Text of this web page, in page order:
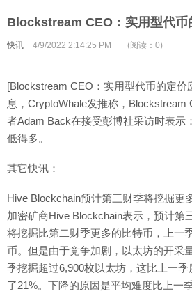
Blockstream CEO：实用型代币
快讯 4/9/2022 2:14:25 PM (阅读：0)
[Blockstream CEO：实用型代币的定价
息，CryptoWhale发推称，Blockstream
者Adam Back在接受彭博社采访时表示
低得多。
其它快讯：
Hive Blockchain预计第三财季将挖掘更
加密矿商Hive Blockchain表示，预计第
将挖掘比第二财季更多的比特币，上一
币。但是由于竞争加剧，以太坊的开采
季挖掘超过6,900枚以太坊，这比上一
了21%。下降的原因是平均难度比上一